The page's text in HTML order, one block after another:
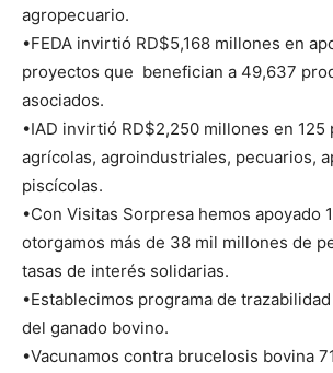
agropecuario.
•FEDA invirtió RD$5,168 millones en
proyectos que benefician a 49,637
asociados.
•IAD invirtió RD$2,250 millones en 125
agrícolas, agroindustriales, pecuarios,
piscícolas.
•Con Visitas Sorpresa hemos apoyado
otorgamos más de 38 mil millones de
tasas de interés solidarias.
•Establecimos programa de
del ganado bovino.
•Vacunamos contra brucelosis bovina